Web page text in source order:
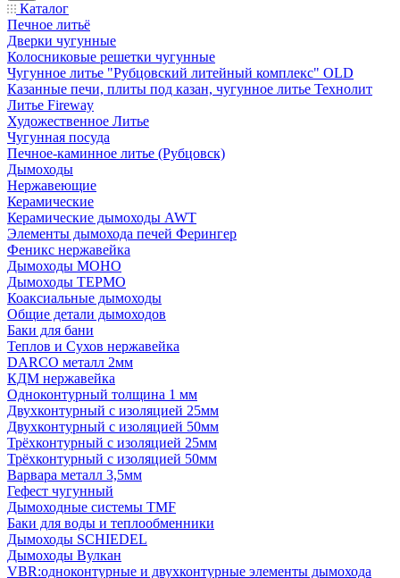
Каталог
Печное литьё
Дверки чугунные
Колосниковые решетки чугунные
Чугунное литье "Рубцовский литейный комплекс" OLD
Казанные печи, плиты под казан, чугунное литье Технолит
Литье Fireway
Художественное Литье
Чугунная посуда
Печное-каминное литье (Рубцовск)
Дымоходы
Нержавеющие
Керамические
Керамические дымоходы AWT
Элементы дымохода печей Ферингер
Феникс нержавейка
Дымоходы МОНО
Дымоходы ТЕРМО
Коаксиальные дымоходы
Общие детали дымоходов
Баки для бани
Теплов и Сухов нержавейка
DARCO металл 2мм
КДМ нержавейка
Одноконтурный толщина 1 мм
Двухконтурный с изоляцией 25мм
Двухконтурный с изоляцией 50мм
Трёхконтурный с изоляцией 25мм
Трёхконтурный с изоляцией 50мм
Варвара металл 3,5мм
Гефест чугунный
Дымоходные системы TMF
Баки для воды и теплообменники
Дымоходы SCHIEDEL
Дымоходы Вулкан
VBR:одноконтурные и двухконтурные элементы дымохода